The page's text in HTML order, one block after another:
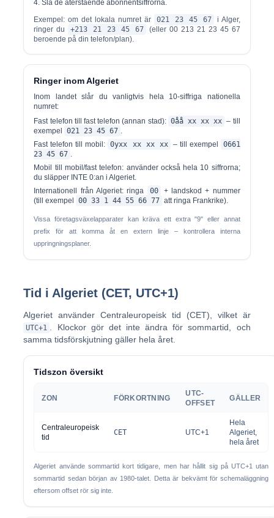
Slå de återstående abonnentsiffrorna.
Exempel: om det lokala numret är
021 23 45 67
i Alger,
ringer du
+213 21 23 45 67
(eller 00 213 21 23 45 67
beroende på din telefon/plan).
Ringer inom Algeriet
Inom landet slår du vanligtvis hela 10-siffriga nationella
numret:
Fast telefon till fast telefon (annan stad): 0åå xx xx xx – till
exempel
021 23 45 67 .
Fast telefon till mobil:
0yxx xx xx xx – till exempel
0661
23 45 67 .
Mobil till mobil/fast telefon: använder också hela 10 siffrorna;
du släpper INTE 0:an i Algeriet.
Internationell från Algeriet:ringa 00
+ landskod + nummer
(till exempel
00 33 1 44 55 66 77 att ringa Frankrike).
Vissa företagsväxelapparater kan kräva ett extra "9" eller annat
prefix för att komma åt en extern linje – kontrollera interna
uppringningsplaner.
Tid i Algeriet (CET, UTC+1)
Algeriet använderCentraleuropeisk tid (CET) , vilket är
UTC+1 . Klockor gör det inte ändra för sommartid, och
samma tidsförskjutning gäller hela året.
Tidszon översikt
ZON FÖRKORTNING
UTC-
OFFSET
GÄLLER
Centraleuropeisk
tid
CET UTC+1
Hela
Algeriet,
hela året
Algeriet använde sommartid kort tidigare, men har hållit sig på UTC+1utan
sommartid sedan början av 1980-talet. Detta är bekvämt för schemaläggning
eftersom offset rör sig inte.